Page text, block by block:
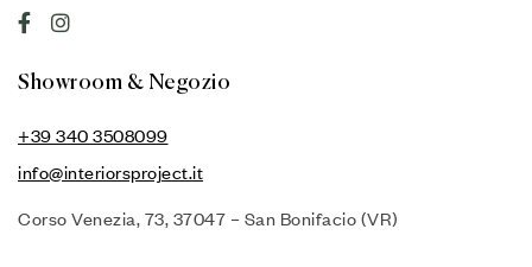
Showroom & Negozio
+39 340 3508099
info@interiorsproject.it
Corso Venezia, 73, 37047 – San Bonifacio (VR)